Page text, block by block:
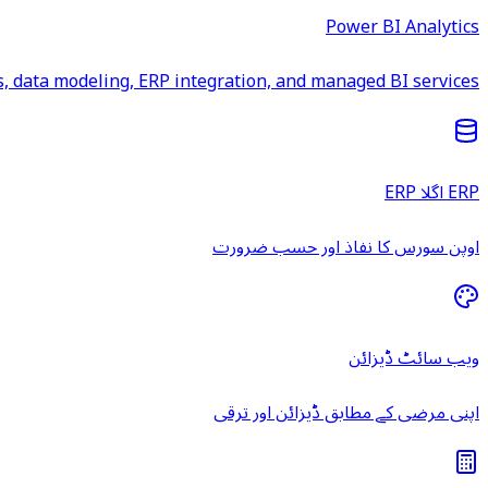
Power BI Analytics
data modeling, ERP integration, and managed BI services.
ERP اگلا ERP
اوپن سورس کا نفاذ اور حسب ضرورت
ویب سائٹ ڈیزائن
اپنی مرضی کے مطابق ڈیزائن اور ترقی